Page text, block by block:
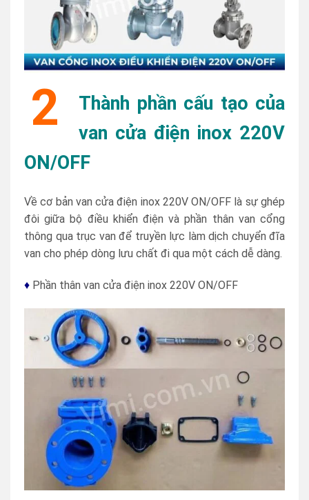
2
Thành phần cấu tạo của
van cửa điện inox 220V
ON/OFF
Về cơ bản van cửa điện inox 220V ON/OFF là sự ghép
đôi giữa bộ điều khiển điện và phần thân van cổng
thông qua trục van để truyền lực làm dịch chuyển đĩa
van cho phép dòng lưu chất đi qua một cách dễ dàng.
♦ Phần thân van cửa điện inox 220V ON/OFF